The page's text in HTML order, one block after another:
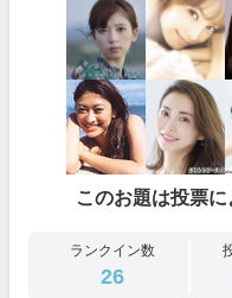
このお題は投票
ランクイン数
26